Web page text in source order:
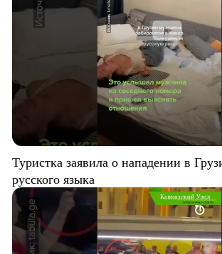
Туристка заявила о нападении в
русского языка